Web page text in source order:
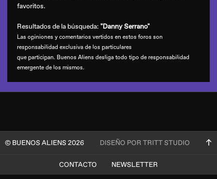
favoritos.
Resultados de la búsqueda: "Danny Serrano"
Las opiniones y comentarios vertidos en estos foros son
responsabilidad exclusiva de los particulares
que participan. Buenos Aliens desliga todo tipo de responsabilidad
emergente de los mismos.
© BUENOS ALIENS 2026 DISEÑO POR TRITT STUDIO
CONTACTO
NEWSLETTER